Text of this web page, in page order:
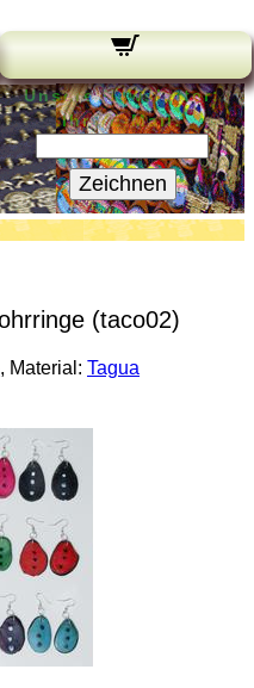
Unsere Newsletter:
Ihre E-Mail:
Zeichnen
(taco02)
, Material: Tagua